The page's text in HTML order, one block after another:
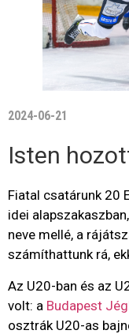
2024-06-21
Isten
Fiatal csatárunk 20
idei
neve mellé, a
számíthattunk rá,
Az U20-ban és az
volt: a Budapest
osztrák U20-as